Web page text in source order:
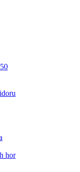
hor